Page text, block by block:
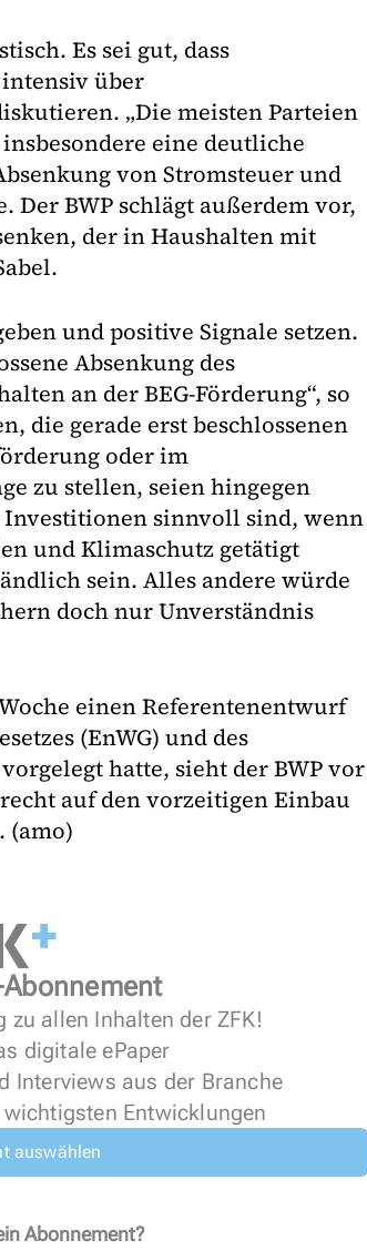
Es sei gut, dass
über
„Die meisten Parteien
eine deutliche
von Stromsteuer und
Der BWP schlägt außerdem vor,
der in Haushalten mit
und positive Signale setzen.
Absenkung des
an der BEG-Förderung“, so
die gerade erst beschlossenen
oder im
zu stellen, seien hingegen
sinnvoll sind, wenn
und Klimaschutz getätigt
sein. Alles andere würde
doch nur Unverständnis
einen Referentenentwurf
(EnWG) und des
hatte, sieht der BWP vor
auf den vorzeitigen Einbau
(amo)
zu allen Inhalten der ZFK!
digitale ePaper
Interviews aus der Branche
Entwicklungen
auswählen
Abonnement?